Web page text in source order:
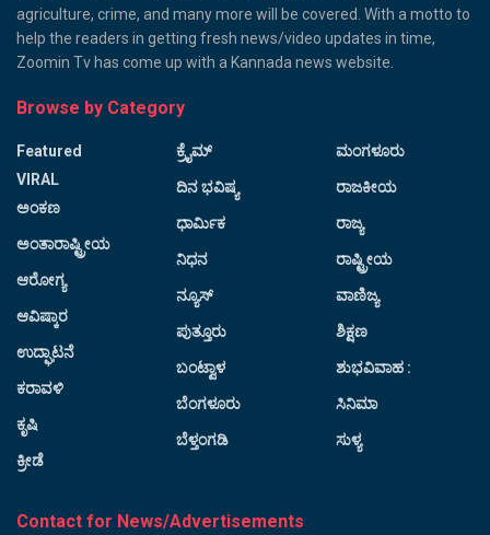
agriculture, crime, and many more will be covered. With a motto to
help the readers in getting fresh news/video updates in time,
Zoomin Tv has come up with a Kannada news website.
Browse by Category
Featured
VIRAL
ಅಂಕಣ
ಅಂತಾರಾಷ್ಟ್ರೀಯ
ಆರೋಗ್ಯ
ಆವಿಷ್ಕಾರ
ಉದ್ಘಾಟನೆ
ಕರಾವಳಿ
ಕೃಷಿ
ಕ್ರೀಡೆ
ಕ್ರೈಮ್
ದಿನ ಭವಿಷ್ಯ
ಧಾರ್ಮಿಕ
ನಿಧನ
ನ್ಯೂಸ್
ಪುತ್ತೂರು
ಬಂಟ್ವಾಳ
ಬೆಂಗಳೂರು
ಬೆಳ್ತಂಗಡಿ
ಮಂಗಳೂರು
ರಾಜಕೀಯ
ರಾಜ್ಯ
ರಾಷ್ಟ್ರೀಯ
ವಾಣಿಜ್ಯ
ಶಿಕ್ಷಣ
ಶುಭವಿವಾಹ :
ಸಿನಿಮಾ
ಸುಳ್ಯ
Contact for News/Advertisements